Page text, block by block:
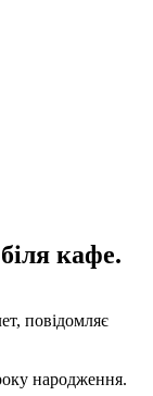
кафе.
повідомляє
народження.